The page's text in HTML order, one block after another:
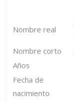
Nombre real
Nombre corto
Años
Fecha de
nacimiento